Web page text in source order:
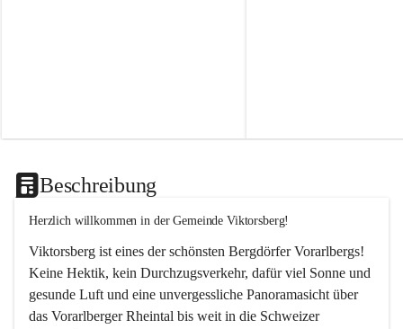
Beschreibung
Herzlich willkommen in der Gemeinde Viktorsberg!
Viktorsberg ist eines der schönsten Bergdörfer Vorarlbergs!
Keine Hektik, kein Durchzugsverkehr, dafür viel Sonne und
gesunde Luft und eine unvergessliche Panoramasicht über
das Vorarlberger Rheintal bis weit in die Schweizer